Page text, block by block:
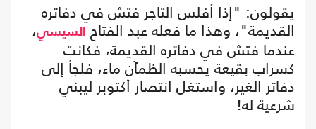
يقولون: "إذا أفلس التاجر فتش في دفاتره
القديمة"، وهذا ما فعله عبد الفتاح السيسي،
عندما فتش في دفاتره القديمة، فكانت
كسراب بقيعة يحسبه الظمآن ماء، فلجأ إلى
دفاتر الغير، واستغل انتصار أكتوبر ليبني
شرعية له!